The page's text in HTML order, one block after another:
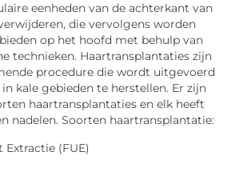
eenheden van de achterkant van
die vervolgens worden
op het hoofd met behulp van
technieken. Haartransplantaties zijn
procedure die wordt uitgevoerd
kale gebieden te herstellen. Er zijn
haartransplantaties en elk heeft
nadelen. Soorten haartransplantatie:
(FUE)